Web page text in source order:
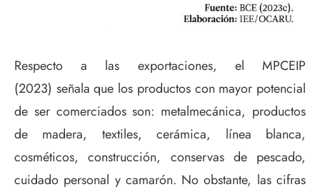
Respecto a las exportaciones, el MPCEIP
(2023) señala que los productos con mayor potencial
de ser comerciados son: metalmecánica, productos
de madera, textiles, cerámica, línea blanca,
cosméticos, construcción, conservas de pescado,
cuidado personal y camarón. No obstante, las cifras